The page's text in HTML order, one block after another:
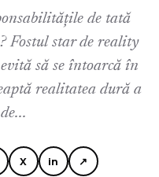
de tată
Fostul star de reality
să se întoarcă în
realitatea dură a
X in ↗